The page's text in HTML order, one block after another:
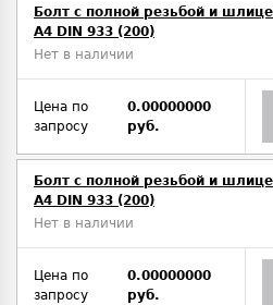
Болт с полной резьбой и
A4 DIN 933 (200)
Нет в наличии
Цена по
запросу
0.00000000
руб.
Болт с полной резьбой и
A4 DIN 933 (200)
Нет в наличии
Цена по
запросу
0.00000000
руб.